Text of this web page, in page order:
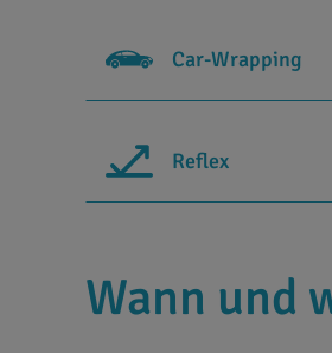
Car-Wrapping
Reflex
Wann und